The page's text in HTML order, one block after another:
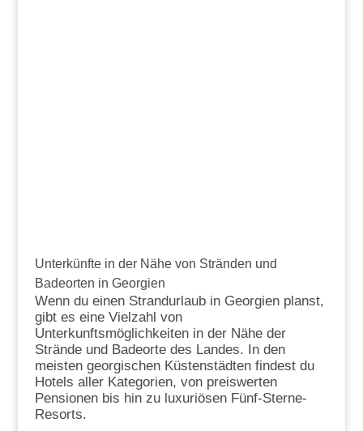
Unterkünfte in der Nähe von Stränden und
Badeorten in Georgien
Wenn du einen Strandurlaub in Georgien planst,
gibt es eine Vielzahl von
Unterkunftsmöglichkeiten in der Nähe der
Strände und Badeorte des Landes. In den
meisten georgischen Küstenstädten findest du
Hotels aller Kategorien, von preiswerten
Pensionen bis hin zu luxuriösen Fünf-Sterne-
Resorts.